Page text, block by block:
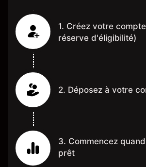
1. Créez votre
réserve d'éligibilité)
2. Déposez à votre
3. Commencez
prêt